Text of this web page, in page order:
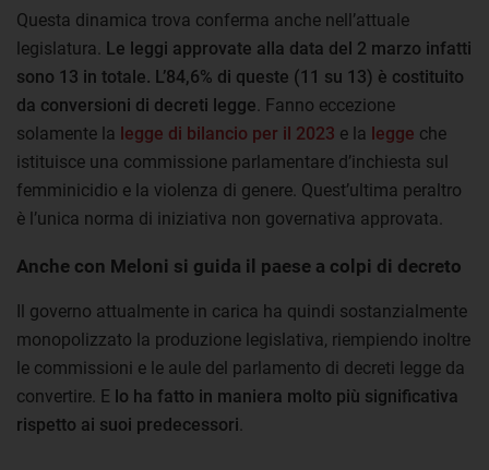
Questa dinamica trova conferma anche nell’attuale
legislatura. Le leggi approvate alla data del 2 marzo infatti
sono 13 in totale. L’84,6% di queste (11 su 13) è costituito
da conversioni di decreti legge. Fanno eccezione
solamente la legge di bilancio per il 2023 e la legge che
istituisce una commissione parlamentare d’inchiesta sul
femminicidio e la violenza di genere. Quest’ultima peraltro
è l’unica norma di iniziativa non governativa approvata.
Anche con Meloni si guida il paese a colpi di decreto
Il governo attualmente in carica ha quindi sostanzialmente
monopolizzato la produzione legislativa, riempiendo inoltre
le commissioni e le aule del parlamento di decreti legge da
convertire. E lo ha fatto in maniera molto più significativa
rispetto ai suoi predecessori.